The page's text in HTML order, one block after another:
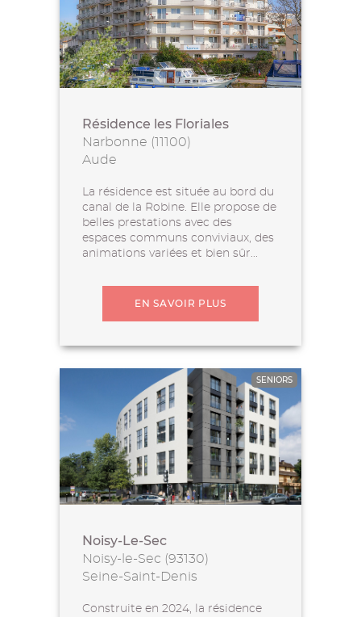
Résidence les Floriales
Narbonne (11100)
Aude
La résidence est située au bord du
canal de la Robine. Elle propose de
belles prestations avec des
espaces communs conviviaux, des
animations variées et bien sûr...
EN SAVOIR PLUS
SENIORS
Noisy-Le-Sec
Noisy-le-Sec (93130)
Seine-Saint-Denis
Construite en 2024, la résidence